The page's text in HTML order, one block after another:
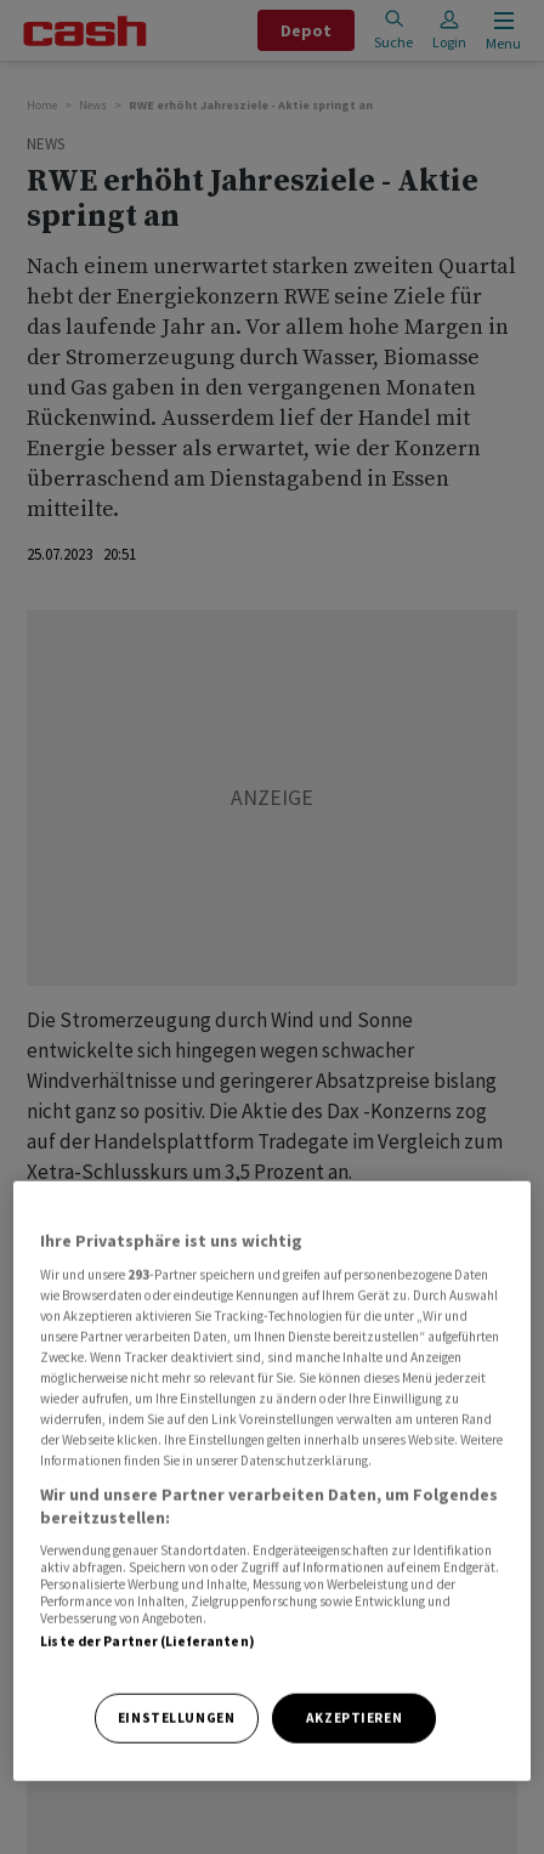
Depot
Suche Login Menu
Home News RWE erhöht Jahresziele - Aktie springt an
NEWS
RWE erhöht Jahresziele - Aktie
springt an
Nach einem unerwartet starken zweiten Quartal
hebt der Energiekonzern RWE seine Ziele für
das laufende Jahr an. Vor allem hohe Margen in
der Stromerzeugung durch Wasser, Biomasse
und Gas gaben in den vergangenen Monaten
Rückenwind. Ausserdem lief der Handel mit
Energie besser als erwartet, wie der Konzern
überraschend am Dienstagabend in Essen
mitteilte.
25.07.2023 20:51
Die Stromerzeugung durch Wind und Sonne
entwickelte sich hingegen wegen schwacher
Windverhältnisse und geringerer Absatzpreise bislang
nicht ganz so positiv. Die Aktie des Dax -Konzerns zog
auf der Handelsplattform Tradegate im Vergleich zum
Xetra-Schlusskurs um 3,5 Prozent an.
Das Management erwartet für 2023 nun einen
Abschreibungen (ber. Ebitda) zwischen 7,1 und 7,7
Milliarden Euro, statt bislang 5,8 bis 6,4 Milliarden Euro.
Die Ergebnisbeiträge aus dem Geschäftsbereich Wasser,
Biomasse und Gas sowie dem Energiehandel dürften
dabei höher ausfallen, als bislang gedacht. Die
Prognosen für die Stromerzeugung auf See und Land
mit Wind sowie Solarenergie bestätigte der Konzern,
ebenso wie das nicht zum Kerngeschäft der Essener
Atomenergie bündelt.
Ihre Privatsphäre ist uns wichtig
Wir und unsere 293-Partner speichern und greifen auf personenbezogene Daten
wie Browserdaten oder eindeutige Kennungen auf Ihrem Gerät zu. Durch Auswahl
von Akzeptieren aktivieren Sie Tracking-Technologien für die unter „Wir und
unsere Partner verarbeiten Daten, um Ihnen Dienste bereitzustellen“ aufgeführten
Zwecke. Wenn Tracker deaktiviert sind, sind manche Inhalte und Anzeigen
möglicherweise nicht mehr so relevant für Sie. Sie können dieses Menü jederzeit
wieder aufrufen, um Ihre Einstellungen zu ändern oder Ihre Einwilligung zu
widerrufen, indem Sie auf den Link Voreinstellungen verwalten am unteren Rand
der Webseite klicken. Ihre Einstellungen gelten innerhalb unseres Website. Weitere
Informationen finden Sie in unserer Datenschutzerklärung.
Wir und unsere Partner verarbeiten Daten, um Folgendes
bereitzustellen:
Verwendung genauer Standortdaten. Endgeräteeigenschaften zur Identifikation
aktiv abfragen. Speichern von oder Zugriff auf Informationen auf einem Endgerät.
Personalisierte Werbung und Inhalte, Messung von Werbeleistung und der
Performance von Inhalten, Zielgruppenforschung sowie Entwicklung und
Verbesserung von Angeboten.
Liste der Partner (Lieferanten)
EINSTELLUNGEN AKZEPTIEREN